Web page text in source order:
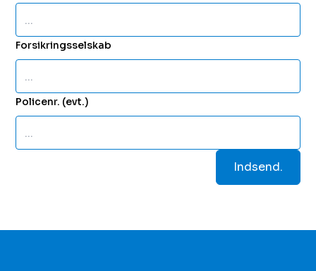
Forsikringsselskab
Policenr. (evt.)
Indsend.